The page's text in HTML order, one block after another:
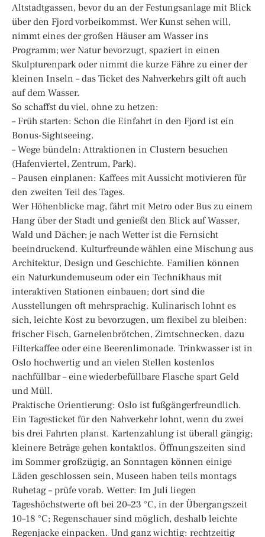
Altstadtgassen, bevor du an der Festungsanlage mit Blick
über den Fjord vorbeikommst. Wer Kunst sehen will,
nimmt eines der großen Häuser am Wasser ins
Programm; wer Natur bevorzugt, spaziert in einen
Skulpturenpark oder nimmt die kurze Fähre zu einer der
kleinen Inseln – das Ticket des Nahverkehrs gilt oft auch
auf dem Wasser.
So schaffst du viel, ohne zu hetzen:
– Früh starten: Schon die Einfahrt in den Fjord ist ein
Bonus-Sightseeing.
– Wege bündeln: Attraktionen in Clustern besuchen
(Hafenviertel, Zentrum, Park).
– Pausen einplanen: Kaffees mit Aussicht motivieren für
den zweiten Teil des Tages.
Wer Höhenblicke mag, fährt mit Metro oder Bus zu einem
Hang über der Stadt und genießt den Blick auf Wasser,
Wald und Dächer; je nach Wetter ist die Fernsicht
beeindruckend. Kulturfreunde wählen eine Mischung aus
Architektur, Design und Geschichte. Familien können
ein Naturkundemuseum oder ein Technikhaus mit
interaktiven Stationen einbauen; dort sind die
Ausstellungen oft mehrsprachig. Kulinarisch lohnt es
sich, leichte Kost zu bevorzugen, um flexibel zu bleiben:
frischer Fisch, Garnelenbrötchen, Zimtschnecken, dazu
Filterkaffee oder eine Beerenlimonade. Trinkwasser ist in
Oslo hochwertig und an vielen Stellen kostenlos
nachfüllbar – eine wiederbefüllbare Flasche spart Geld
und Müll.
Praktische Orientierung: Oslo ist fußgängerfreundlich.
Ein Tagesticket für den Nahverkehr lohnt, wenn du zwei
bis drei Fahrten planst. Kartenzahlung ist überall gängig;
kleinere Beträge gehen kontaktlos. Öffnungszeiten sind
im Sommer großzügig, an Sonntagen können einige
Läden geschlossen sein, Museen haben teils montags
Ruhetag – prüfe vorab. Wetter: Im Juli liegen
Tageshöchstwerte oft bei 20–23 °C, in der Übergangszeit
10–18 °C; Regenschauer sind möglich, deshalb leichte
Regenjacke einpacken. Und ganz wichtig: rechtzeitig